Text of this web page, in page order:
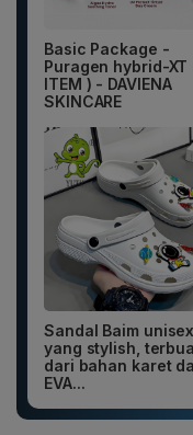
Basic Package -
Puragen hybrid-XT
ITEM ) - DAVIENA
SKINCARE
Sandal Baim unisex
yang stylish,
dari bahan karet
EVA...